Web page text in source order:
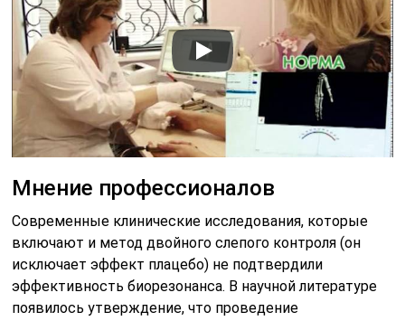
Мнение профессионалов
Современные клинические исследования, которые
включают и метод двойного слепого контроля (он
исключает эффект плацебо) не подтвердили
эффективность биорезонанса. В научной литературе
появилось утверждение, что проведение